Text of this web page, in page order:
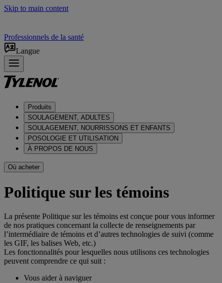
Skip to main content
Professionnels de la santé
Langue
Produits
SOULAGEMENT, ADULTES
SOULAGEMENT, NOURRISSONS ET ENFANTS
POSOLOGIE ET UTILISATION
À PROPOS DE NOUS
Où acheter
Politique sur les témoins
La présente Politique sur les témoins est conçue pour vous informer
de nos pratiques concernant la collecte de renseignements par
l’intermédiaire de témoins et d’autres technologies de suivi (comme
les GIF, les balises Web, etc.)
Les fonctionnalités pour lesquelles nous utilisons ces technologies
peuvent comprendre ce qui suit :
Vous aider à naviguer